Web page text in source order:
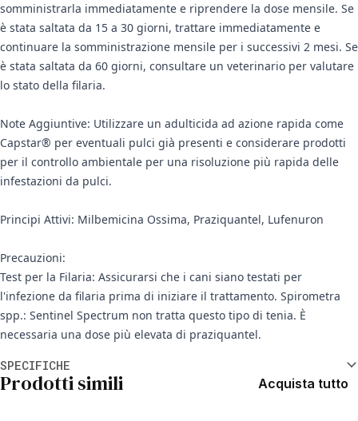
somministrarla immediatamente e riprendere la dose mensile. Se
è stata saltata da 15 a 30 giorni, trattare immediatamente e
continuare la somministrazione mensile per i successivi 2 mesi. Se
è stata saltata da 60 giorni, consultare un veterinario per valutare
lo stato della filaria.
Note Aggiuntive: Utilizzare un adulticida ad azione rapida come
Capstar® per eventuali pulci già presenti e considerare prodotti
per il controllo ambientale per una risoluzione più rapida delle
infestazioni da pulci.
Principi Attivi: Milbemicina Ossima, Praziquantel, Lufenuron
Precauzioni:
Test per la Filaria: Assicurarsi che i cani siano testati per
l'infezione da filaria prima di iniziare il trattamento. Spirometra
spp.: Sentinel Spectrum non tratta questo tipo di tenia. È
necessaria una dose più elevata di praziquantel.
SPECIFICHE
Prodotti simili Acquista tutto